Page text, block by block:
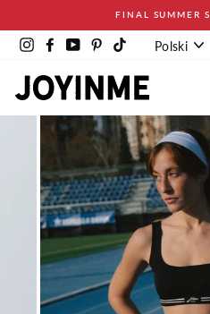
FINAL SUMMER
InstagramFacebookYouTubePinterestTikTokJęzyk
Polski